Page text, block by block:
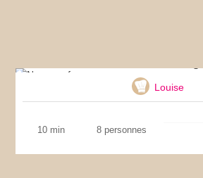
Louise
10 min 8 personnes